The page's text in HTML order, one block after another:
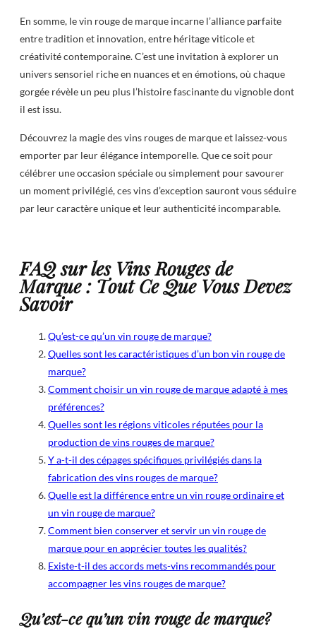
En somme, le vin rouge de marque incarne l’alliance parfaite
entre tradition et innovation, entre héritage viticole et
créativité contemporaine. C’est une invitation à explorer un
univers sensoriel riche en nuances et en émotions, où chaque
gorgée révèle un peu plus l’histoire fascinante du vignoble dont
il est issu.
Découvrez la magie des vins rouges de marque et laissez-vous
emporter par leur élégance intemporelle. Que ce soit pour
célébrer une occasion spéciale ou simplement pour savourer
un moment privilégié, ces vins d’exception sauront vous séduire
par leur caractère unique et leur authenticité incomparable.
FAQ sur les Vins Rouges de
Marque : Tout Ce Que Vous Devez
Savoir
Qu’est-ce qu’un vin rouge de marque?
Quelles sont les caractéristiques d’un bon vin rouge de
marque?
Comment choisir un vin rouge de marque adapté à mes
préférences?
Quelles sont les régions viticoles réputées pour la
production de vins rouges de marque?
Y a-t-il des cépages spécifiques privilégiés dans la
fabrication des vins rouges de marque?
Quelle est la différence entre un vin rouge ordinaire et
un vin rouge de marque?
Comment bien conserver et servir un vin rouge de
marque pour en apprécier toutes les qualités?
Existe-t-il des accords mets-vins recommandés pour
accompagner les vins rouges de marque?
Qu’est-ce qu’un vin rouge de marque?